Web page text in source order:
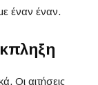
έναν έναν.
Οι αιτήσεις